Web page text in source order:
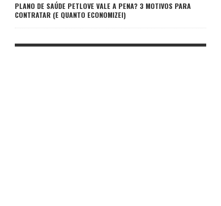
PLANO DE SAÚDE PETLOVE VALE A PENA? 3 MOTIVOS PARA
CONTRATAR (E QUANTO ECONOMIZEI)